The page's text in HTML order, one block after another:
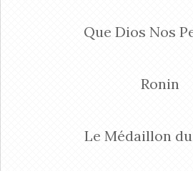
Que Dios Nos
Ronin
Le Médaillon